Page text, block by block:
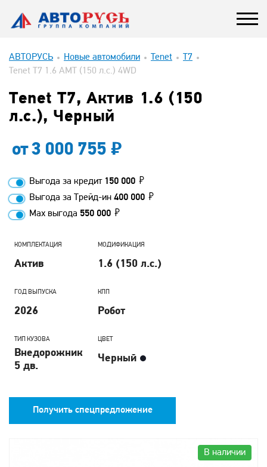
АВТОРУСЬ Новые автомобили Tenet
T7
Tenet T7 1.6 AMT (150 л.с.) 4WD
Tenet T7, Актив 1.6 (150
л.с.), Черный
от3 000 755
Выгода за кредит 150 000
Выгода за Трейд-ин 400 000
Max выгода 550 000
КОМПЛЕКТАЦИЯ
Актив
МОДИФИКАЦИЯ
1.6 (150 л.с.)
ГОД ВЫПУСКА
2026
КПП
Робот
ТИП КУЗОВА
Внедорожник
5 дв.
ЦВЕТ
Черный
Получить спецпредложение
В наличии